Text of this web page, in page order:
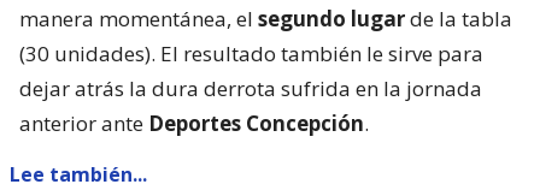
manera momentánea, el segundo lugarde la tabla
(30 unidades). El resultado también le sirve para
dejar atrás la dura derrota sufrida en la jornada
anterior ante Deportes Concepción.
Lee también...